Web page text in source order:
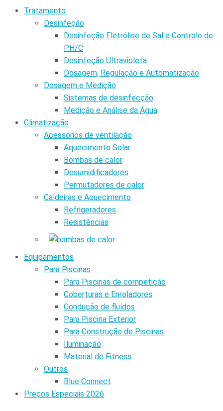
Tratamento
Desinfeção
Desinfeção Eletrólise de Sal e Controlo de
PH/C
Desinfeção Ultravioleta
Dosagem, Regulação e Automatização
Dosagem e Medição
Sistemas de desinfecção
Medição e Análise da Água
Climatização
Acessórios de ventilação
Aquecimento Solar
Bombas de calor
Desumidificadores
Permutadores de calor
Caldeiras e Aquecimento
Refrigeradores
Resistências
Equipamentos
Para Piscinas
Para Piscinas de competição
Coberturas e Enroladores
Condução de fluídos
Para Piscina Exterior
Para Construção de Piscinas
Iluminação
Material de Fitness
Outros
Blue Connect
Preços Especiais 2026